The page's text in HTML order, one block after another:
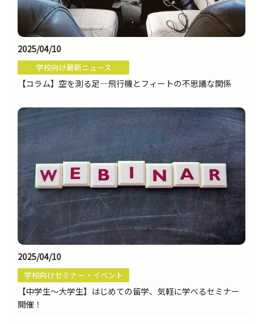
2025/04/10
学校向け最新ニュース
【コラム】空を測る足―飛行機とフィートの不思議な関係
2025/04/10
学校向けセミナー・イベント
【中学生～大学生】はじめての留学、気軽に学べるセミナー
開催！